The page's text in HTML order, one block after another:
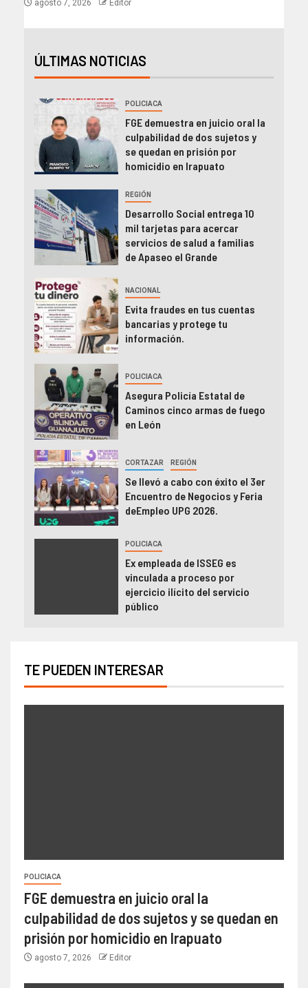
agosto 7, 2026 Editor
ÚLTIMAS NOTICIAS
POLICIACA
FGE demuestra en juicio oral la
culpabilidad de dos sujetos y
se quedan en prisión por
homicidio en Irapuato
REGIÓN
Desarrollo Social entrega 10
mil tarjetas para acercar
servicios de salud a familias
de Apaseo el Grande
NACIONAL
Evita fraudes en tus cuentas
bancarias y protege tu
información.
POLICIACA
Asegura Policía Estatal de
Caminos cinco armas de fuego
en León
CORTAZAR REGIÓN
Se llevó a cabo con éxito el 3er
Encuentro de Negocios y Feria
deEmpleo UPG 2026.
POLICIACA
Ex empleada de ISSEG es
vinculada a proceso por
ejercicio ilícito del servicio
público
TE PUEDEN INTERESAR
POLICIACA
FGE demuestra en juicio oral la
culpabilidad de dos sujetos y se quedan en
prisión por homicidio en Irapuato
agosto 7, 2026 Editor